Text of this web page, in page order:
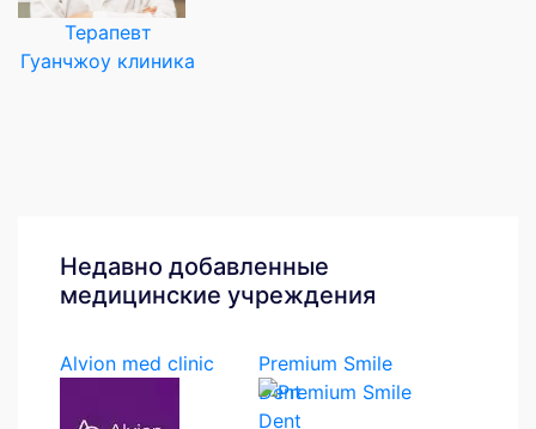
Терапевт
Гуанчжоу клиника
Недавно добавленные
медицинские учреждения
Alvion med clinic
Premium Smile
Dent